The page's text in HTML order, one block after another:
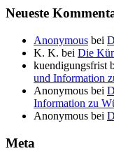
Neueste
Anonymous bei
K. K. bei Die
kuendigungsfrist
und Information
Anonymous bei
Information zu
Anonymous bei
Meta